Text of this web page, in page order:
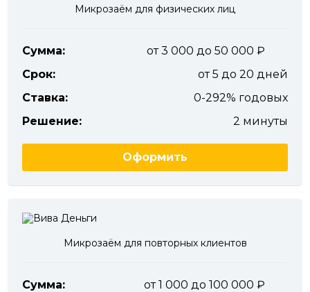
Микрозаём для физических лиц
Сумма:
от 3 000 до 50 000
Срок:
от 5 до 20 дней
Ставка:
0-292% годовых
Решение:
2 минуты
Оформить
Микрозаём для повторных клиентов
Сумма:
от 1 000 до 100 000